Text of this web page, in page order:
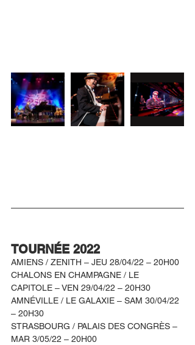
TOURNÉE 2022
AMIENS / ZENITH – JEU 28/04/22 – 20H00
CHALONS EN CHAMPAGNE / LE
CAPITOLE – VEN 29/04/22 – 20H30
AMNÉVILLE / LE GALAXIE – SAM 30/04/22
– 20H30
STRASBOURG / PALAIS DES CONGRÈS –
MAR 3/05/22 – 20H00